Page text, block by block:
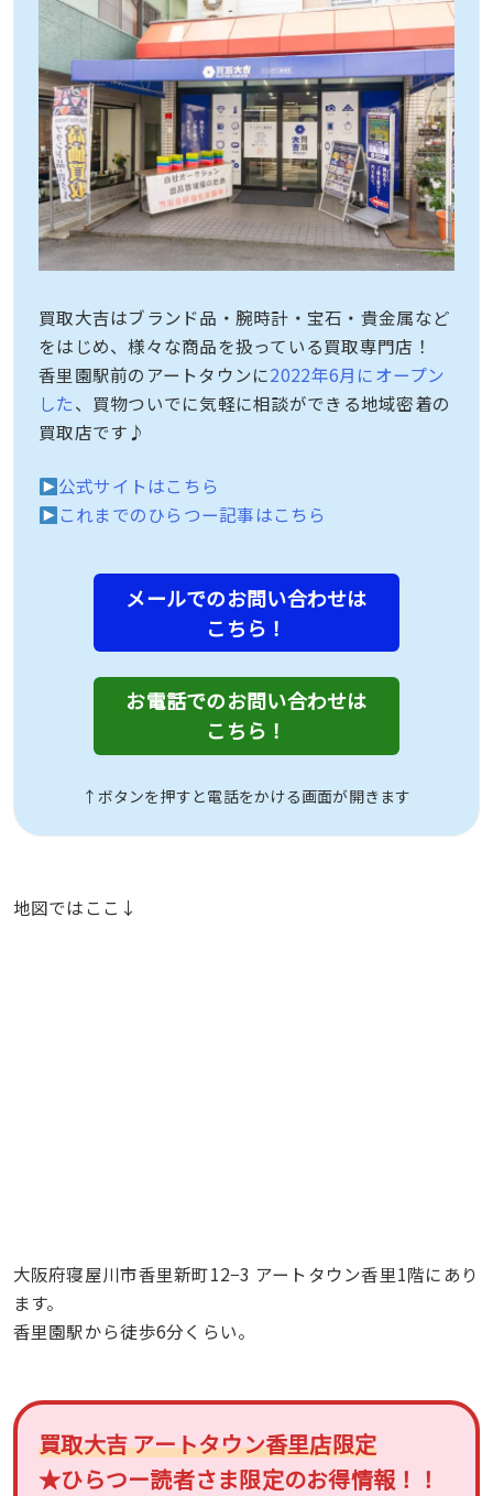
買取大吉はブランド品・腕時計・宝石・貴金属など
をはじめ、様々な商品を扱っている買取専門店！
香里園駅前のアートタウンに2022年6月にオープン
した、買物ついでに気軽に相談ができる地域密着の
買取店です♪
公式サイトはこちら
これまでのひらつー記事はこちら
メールでのお問い合わせは
こちら！
お電話でのお問い合わせは
こちら！
↑ボタンを押すと電話をかける画面が開きます
地図ではここ↓
大阪府寝屋川市香里新町12−3 アートタウン香里1階にあり
ます。
香里園駅から徒歩6分くらい。
買取大吉 アートタウン香里店限定
★ひらつー読者さま限定のお得情報！！